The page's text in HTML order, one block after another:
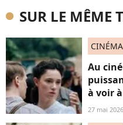
SUR LE MÊME
CINÉMA
Au
à voir
27 mai 2026